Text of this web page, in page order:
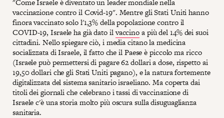
"Come Israele è diventato un leader mondiale nella
vaccinazione contro il Covid-19". Mentre gli Stati Uniti hanno
finora vaccinato solo l'1,3% della popolazione contro il
COVID-19, Israele ha già dato ilvaccinoa più del 14% dei suoi
cittadini. Nello spiegare ciò, i media citano la medicina
socializzata di Israele, il fatto che il Paese è piccolo ma ricco
(Israele può permettersi di pagare 62 dollari a dose, rispetto ai
19,50 dollari che gli Stati Uniti pagano), e la natura fortemente
digitalizzata del sistema sanitario israeliano. Ma coperta dai
titoli dei giornali che celebrano i tassi di vaccinazione di
Israele c'è una storia molto più oscura sulla disuguaglianza
sanitaria.